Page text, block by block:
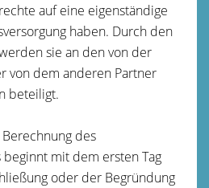
auf eine eigenständige
haben. Durch den
sie an den von der
von dem anderen Partner
beteiligt.
des
beginnt mit dem ersten Tag
oder der Begründung